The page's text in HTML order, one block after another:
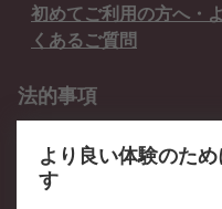
初めてご利用の方へ・よ
くあるご質問
法的事項
クッキーポリシー
より良い体験のた
す